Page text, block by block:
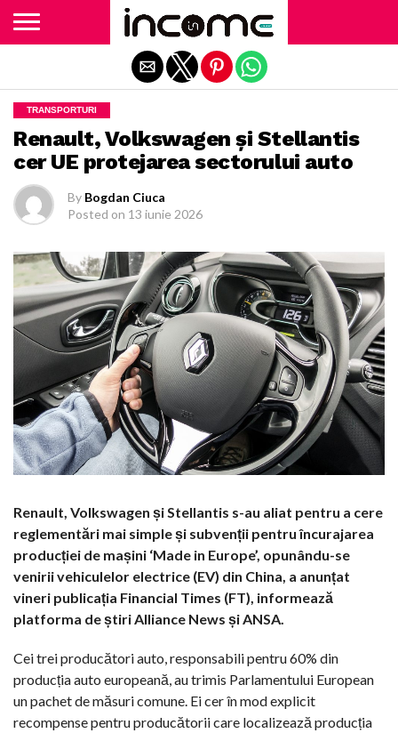
TRANSPORTURI
Renault, Volkswagen și Stellantis
cer UE protejarea sectorului auto
By Bogdan Ciuca
Posted on 13 iunie 2026
Renault, Volkswagen și Stellantis s-au aliat pentru a cere
reglementări mai simple și subvenții pentru încurajarea
producției de mașini ‘Made in Europe’, opunându-se
venirii vehiculelor electrice (EV) din China, a anunțat
vineri publicația Financial Times (FT), informează
platforma de știri Alliance News și ANSA.
Cei trei producători auto, responsabili pentru 60% din
producția auto europeană, au trimis Parlamentului European
un pachet de măsuri comune. Ei cer în mod explicit
recompense pentru producătorii care localizează producția
Exit mobile version